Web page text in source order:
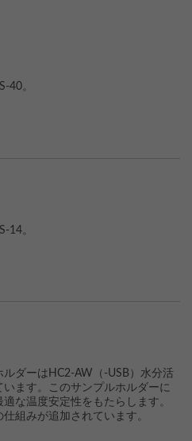
40。
14。
ダーはHC2-AW（-USB）水分活
ます。このサンプルホルダーに
な温度安定性をもたらします。
組みが追加されています。